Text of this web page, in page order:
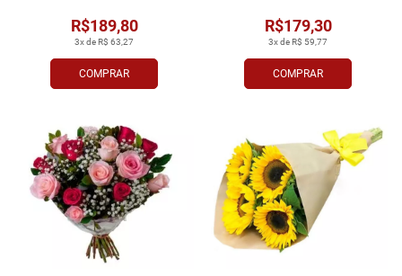
COMPRAR
3x de R$ 63,27
R$189,80
COMPRAR
3x de R$ 59,77
R$179,30